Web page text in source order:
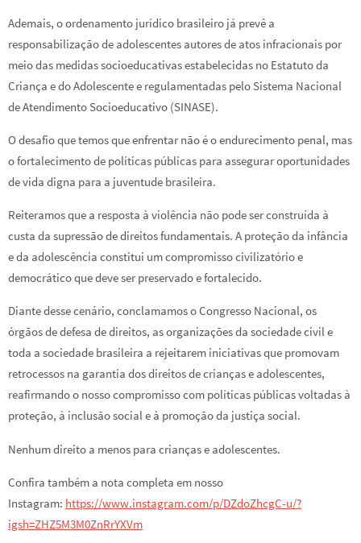
Ademais, o ordenamento jurídico brasileiro já prevê a
responsabilização de adolescentes autores de atos infracionais por
meio das medidas socioeducativas estabelecidas no Estatuto da
Criança e do Adolescente e regulamentadas pelo Sistema Nacional
de Atendimento Socioeducativo (SINASE).
O desafio que temos que enfrentar não é o endurecimento penal, mas
o fortalecimento de políticas públicas para assegurar oportunidades
de vida digna para a juventude brasileira.
Reiteramos que a resposta à violência não pode ser construída à
custa da supressão de direitos fundamentais. A proteção da infância
e da adolescência constitui um compromisso civilizatório e
democrático que deve ser preservado e fortalecido.
Diante desse cenário, conclamamos o Congresso Nacional, os
órgãos de defesa de direitos, as organizações da sociedade civil e
toda a sociedade brasileira a rejeitarem iniciativas que promovam
retrocessos na garantia dos direitos de crianças e adolescentes,
reafirmando o nosso compromisso com políticas públicas voltadas à
proteção, à inclusão social e à promoção da justiça social.
Nenhum direito a menos para crianças e adolescentes.
Confira também a nota completa em nosso
Instagram: https://www.instagram.com/p/DZdoZhcgC-u/?
igsh=ZHZ5M3M0ZnRrYXVm